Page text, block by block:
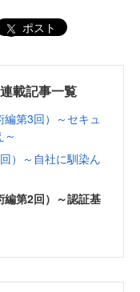
ポスト
載記事一覧
第3回）～セキュ
～
）～自社に馴染ん
編第2回）～認証基